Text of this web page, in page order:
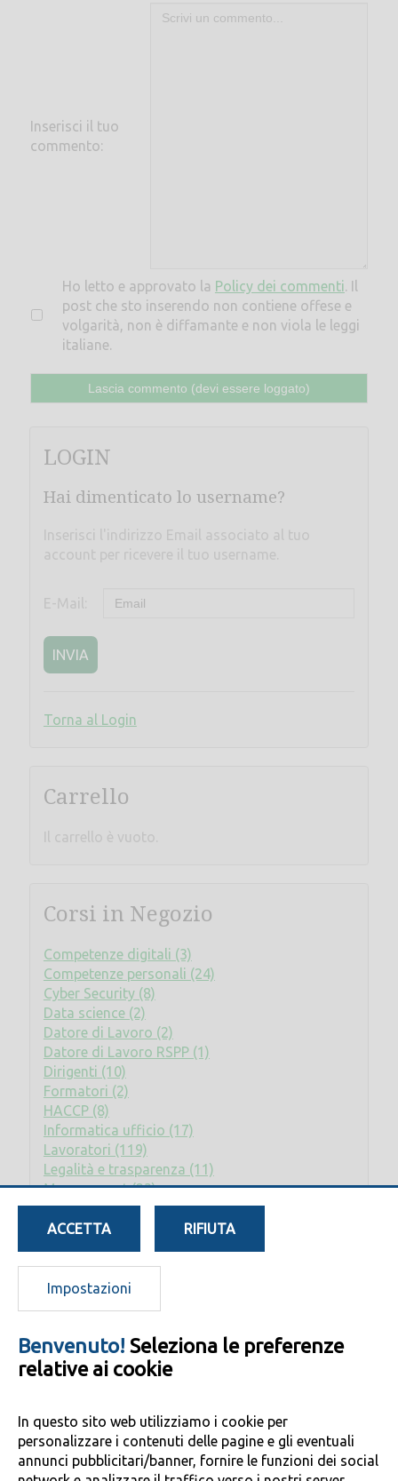
Inserisci il tuo
commento:
Ho letto e approvato la Policy dei commenti. Il
post che sto inserendo non contiene offese e
volgarità, non è diffamante e non viola le leggi
italiane.
LOGIN
Hai dimenticato lo username?
Inserisci l'indirizzo Email associato al tuo
account per ricevere il tuo username.
E-Mail:
INVIA
Torna al Login
Carrello
Il carrello è vuoto.
Corsi in Negozio
Competenze digitali (3)
Competenze personali (24)
Cyber Security (8)
Data science (2)
Datore di Lavoro (2)
Datore di Lavoro RSPP (1)
Dirigenti (10)
Formatori (2)
HACCP (8)
Informatica ufficio (17)
Lavoratori (119)
Legalità e trasparenza (11)
Management (23)
Privacy (2)
Rischio elettrico (2)
RSPP - ASPP (17)
Sostenibilità (7)
RIFIUTA
ACCETTA
Impostazioni
Benvenuto! Seleziona le preferenze
relative ai cookie
In questo sito web utilizziamo i cookie per
personalizzare i contenuti delle pagine e gli eventuali
annunci pubblicitari/banner, fornire le funzioni dei social
| Privacy Policy| Cookie Policy
Dichiarazione di accessibilità
Via Antonino Caponnetto, 1/Int. - 50041 - Calenzano (FI)
Partita IVA: 04408410480 - Registro Imprese: FI04408410480 - R.E.A.
446898 - Capitale Sociale: € 50.000 i.v